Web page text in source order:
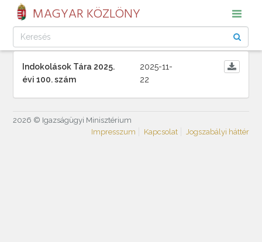
MAGYAR KÖZLÖNY
Indokolások Tára 2025.
évi 100. szám
2025-11-
22
2026 © Igazságügyi Minisztérium
Impresszum
Kapcsolat Jogszabályi háttér